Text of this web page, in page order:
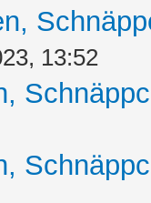
13:52